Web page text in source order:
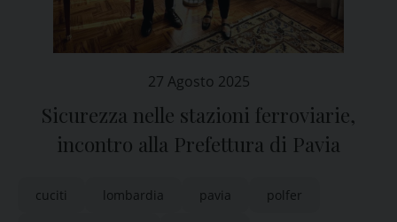
27 Agosto 2025
Sicurezza nelle stazioni ferroviarie,
incontro alla Prefettura di Pavia
cuciti lombardia pavia polfer